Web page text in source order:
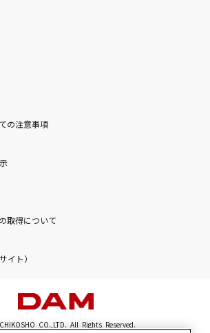
の注意事項
取得について
イト）
CO.,LTD. All Rights Reserved.